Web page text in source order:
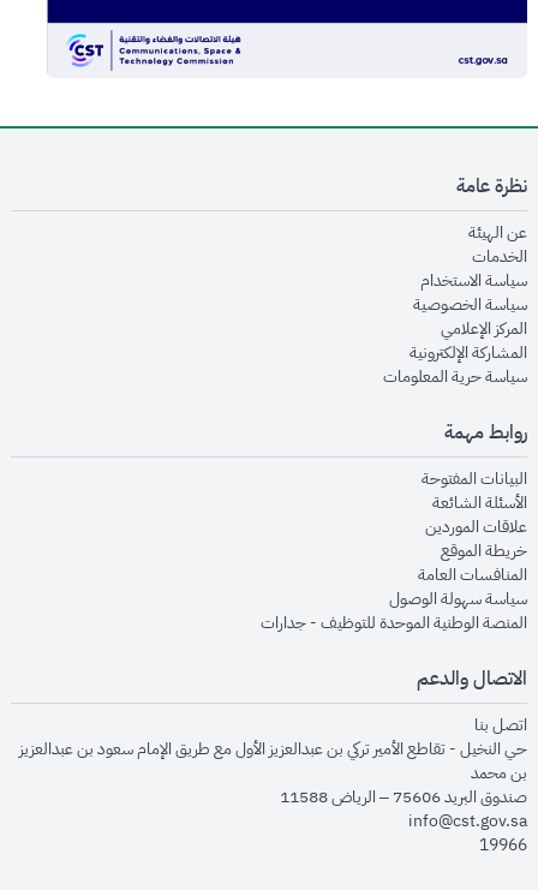
نظرة عامة
عن الهيئةopens in new window
الخدماتopens in new window
سياسة الاستخدام
سياسة الخصوصيةopens in new window
المركز الإعلاميopens in new window
المشاركة الإلكترونيةopens in new window
سياسة حرية المعلوماتopens in new window
روابط مهمة
البيانات المفتوحةopens in new window
الأسئلة الشائعةopens in new window
علاقات الموردينopens in new window
خريطة الموقعopens in new window
المنافسات العامةopens in new window
سياسة سهولة الوصولopens in new window
المنصة الوطنية الموحدة للتوظيف - جداراتopens in new window
الاتصال والدعم
اتصل بنا
حي النخيل - تقاطع الأمير تركي بن عبدالعزيز الأول مع طريق الإمام سعود بن عبدالعزيز
بن محمد
صندوق البريد 75606 – الرياض 11588
info@cst.gov.sa
19966